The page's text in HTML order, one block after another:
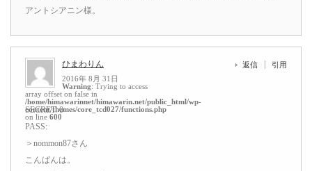
アントシアニン様。
ひまわりん
2016年 8月 31日
Warning: Trying to access
array offset on false in
/home/himawarinnet/himawarin.net/public_html/wp-
content/themes/core_tcd027/functions.php
on line 600
返信 引用
SECRET: 0
PASS:
＞nommon87さん
こんばんは。